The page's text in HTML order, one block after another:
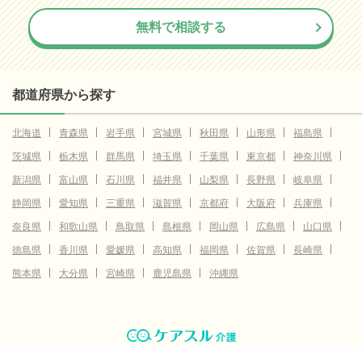
無料で相談する
都道府県から探す
北海道 青森県 岩手県 宮城県 秋田県 山形県
福島県
茨城県
栃木県 群馬県 埼玉県 千葉県 東京都
神奈川県
新潟県
富山県 石川県 福井県 山梨県 長野県
岐阜県
静岡県
愛知県 三重県 滋賀県 京都府 大阪府
兵庫県
奈良県
和歌山県 鳥取県 島根県 岡山県 広島県
山口県
徳島県
香川県 愛媛県 高知県 福岡県 佐賀県
長崎県
熊本県
大分県 宮崎県 鹿児島県 沖縄県